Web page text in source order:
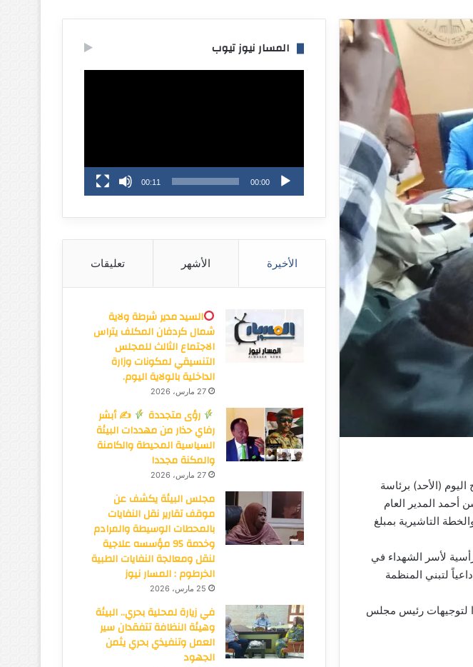
(الأحد) برئاسة
أحمد المدير العام
الشهيد تقرير أداء المنظمة للعام 2025م وموزانة 2026 والخطة التاشيرية بمبلغ
لأسر الشهداء في
لتبني المنظمة
لتوجيهات رئيس مجلس
المسار نيوز تيوب
00:00
00:11
الأخيرة الأشهر تعليقات
السيد مدير شرطة ولاية
شمال كردفان المكلف يتراس
الاجتماع الثالث للمجلس
التنسيقي لمكونات وزارة
الداخلية بالولاية اليوم.
27 مارس، 2026
رؤى متجددة ✍أبشر
رفاي حذار من مهددات البيئة
السياسية المحيطة والكامنة
والمكنة مجددا
27 مارس، 2026
مجلس البيئة يكشف عن
موقف تقارير نقل النفايات
بالمحطات الوسيطة والمرادم
وخدمة 95 مؤسسه علاجية
لنقل ومعالجة النفايات الطبية
الخرطوم : المسار نيوز
25 مارس، 2026
في زيارة لمحلية بحري.. البيئة
وهيئة النظافة تتفقدان سير
العمل وتنفيذي بحري يثمن
الجهود